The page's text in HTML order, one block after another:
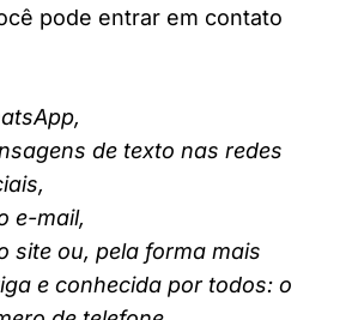
pode entrar em contato
de texto nas redes
e-mail,
site ou, pela forma mais
e conhecida por todos: o